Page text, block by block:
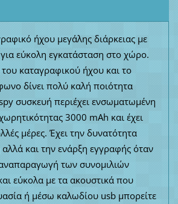
ήχου μεγάλης διάρκειας με
εύκολη εγκατάσταση στο χώρο.
καταγραφικού ήχου και το
δίνει πολύ καλή ποιότητα
συσκευή περιέχει ενσωματωμένη
3000 mAh και έχει
μέρες. Έχει την δυνατότητα
και την ενάρξη εγγραφής όταν
των συνομιλιών
εύκολα με τα ακουστικά που
ή μέσω καλωδίου usb μπορείτε